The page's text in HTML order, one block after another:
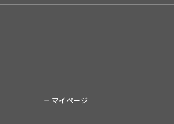
マイページ